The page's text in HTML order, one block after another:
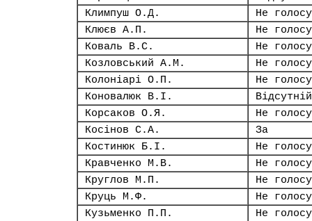
Климпуш О.Д.
Не
Клюєв А.П.
Не
Коваль В.С.
Не
Козловський А.М.
Не
Колоніарі О.П.
Не
Коновалюк В.І.
Відсутній
Корсаков О.Я.
Не
Косінов С.А.
За
Костинюк Б.І.
Не
Кравченко М.В.
Не
Круглов М.П.
Не
Круць М.Ф.
Не
Кузьменко П.П.
Не